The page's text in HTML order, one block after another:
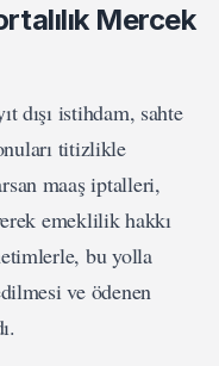
Mercek
dışı istihdam, sahte
titizlikle
maaş iptalleri,
emeklilik hakkı
bu yolla
ve ödenen